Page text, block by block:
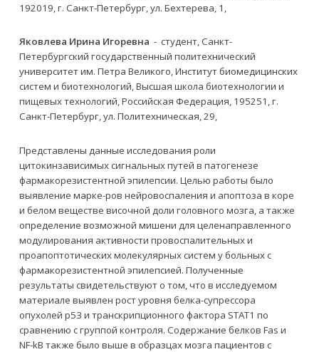
192019, г. Санкт-Петербург, ул. Бехтерева, 1,
Яковлева Ирина Игоревна - студент, Санкт-
Петербургский государственный политехнический
университет им. Петра Великого, Институт биомедицинских
систем и биотехнологий, Высшая школа биотехнологии и
пищевых технологий, Российская Федерация, 195251, г.
Санкт-Петербург, ул. Политехническая, 29,
Представлены данные исследования роли
цитокинзависимых сигнальных путей в патогенезе
фармакорезистентной эпилепсии. Целью работы было
выявление марке-ров нейровоспаления и апоптоза в коре
и белом веществе височной доли головного мозга, а также
определение возможной мишени для целенаправленного
модулирования активности провоспалительных и
проапоптотических молекулярных систем у больных с
фармакорезистентной эпилепсией. Полученные
результаты свидетельствуют о том, что в исследуемом
материале выявлен рост уровня белка-супрессора
опухолей р53 и транскрипционного фактора STAT1 по
сравнению с группой контроля. Содержание белков Fas и
NF-kB также было выше в образцах мозга пациентов с